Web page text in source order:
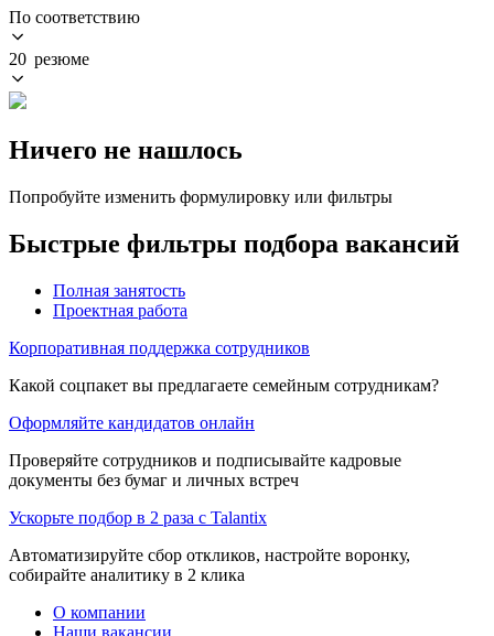
По соответствию
20 резюме
Ничего не нашлось
Попробуйте изменить формулировку или фильтры
Быстрые фильтры подбора вакансий
Полная занятость
Проектная работа
Корпоративная поддержка сотрудников
Какой соцпакет вы предлагаете семейным сотрудникам?
Оформляйте кандидатов онлайн
Проверяйте сотрудников и подписывайте кадровые
документы без бумаг и личных встреч
Ускорьте подбор в 2 раза с Talantix
Автоматизируйте сбор откликов, настройте воронку,
собирайте аналитику в 2 клика
О компании
Наши вакансии